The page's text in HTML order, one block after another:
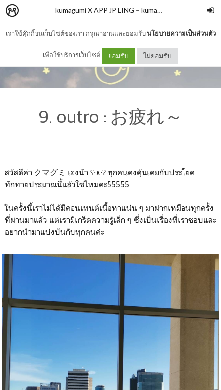
เราใช้คุ๊กกี้บนเว็บไซต์ของเรา กรุณาอ่านและยอมรับนโยบายความเป็นส่วนตัว
เพื่อใช้บริการเว็บไซต์ ยอมรับ ไม่ยอมรับ
kumagumi X APP JP LING – kumagumi
9. outro : お疲れ～
สวัสดีค่า クマグミ เองน้า ʕ·ᴥ·ʔ ทุกคนคงคุ้นเคยกับประโยค
ทักทายประมาณนี้แล้วใช่ไหมคะ55555
ในครั้งนี้เราไม่ได้มีคอนเทนต์เนื้อหาแน่น ๆ มาฝากเหมือนทุกครั้ง
ที่ผ่านมาแล้ว แต่เรามีเกร็ดความรู้เล็ก ๆ ซึ่งเป็นเรื่องที่เราชอบและ
อยากนำมาแบ่งปันกับทุกคนค่ะ